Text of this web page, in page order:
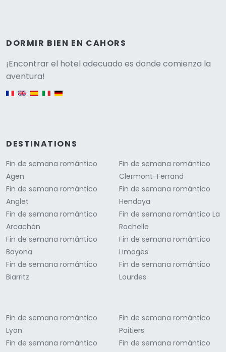
DORMIR BIEN EN CAHORS
¡Encontrar el hotel adecuado es donde comienza la
aventura!
DESTINATIONS
Fin de semana romántico
Agen
Fin de semana romántico
Anglet
Fin de semana romántico
Arcachón
Fin de semana romántico
Bayona
Fin de semana romántico
Biarritz
Fin de semana romántico
Clermont-Ferrand
Fin de semana romántico
Hendaya
Fin de semana romántico La
Rochelle
Fin de semana romántico
Limoges
Fin de semana romántico
Lourdes
Fin de semana romántico
Lyon
Fin de semana romántico
Fin de semana romántico
Poitiers
Fin de semana romántico